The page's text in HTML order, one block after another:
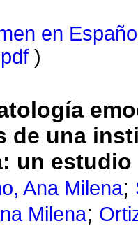
en
pdf )
de una
un
Ana Milena;
Milena;